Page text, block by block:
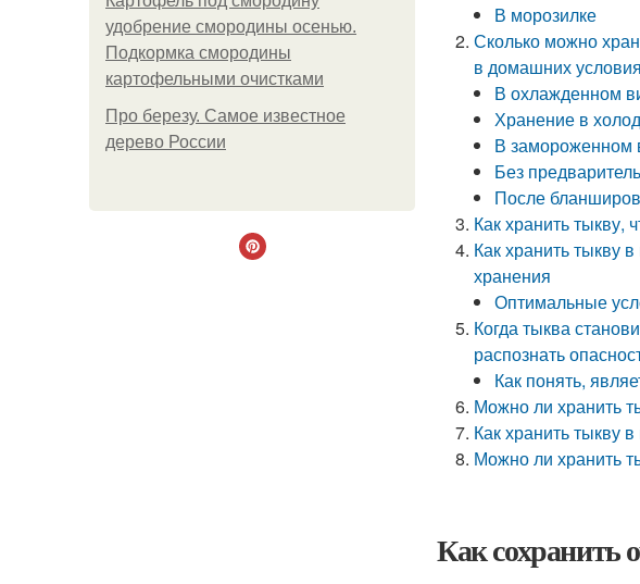
удобрение смородины осенью.
Подкормка смородины
картофельными очистками
Про березу. Самое известное
дерево России
В морозилке
Сколько можно
в домашних
В охлажденном
Хранение в
В замороженном
Без
После
Как хранить тыкву,
Как хранить тыкву
хранения
Оптимальные
Когда тыква
распознать
Как понять,
Можно ли хранить
Как хранить тыкву
Можно ли хранить
Как сохранить